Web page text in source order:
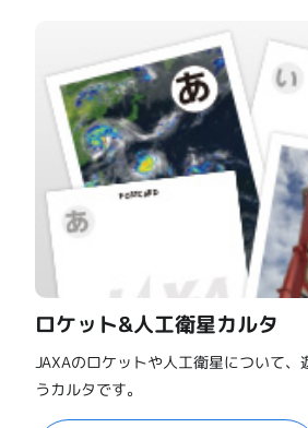
ロケット&人工衛星カルタ
JAXAのロケットや人工衛星について、
うカルタです。